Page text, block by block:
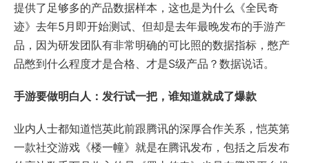
提供了足够多的产品数据样本，这也是为什么《全民奇
迹》去年5月即开始测试、但却是去年最晚发布的手游产
品，因为研发团队有非常明确的可比照的数据指标，憋产
品憋到什么程度才是合格、才是S级产品？数据说话。
手游要做明白人：发行试一把，谁知道就成了爆款
业内人士都知道恺英此前跟腾讯的深厚合作关系，恺英第
一款社交游戏《楼一幢》就是在腾讯发布，包括之后发布